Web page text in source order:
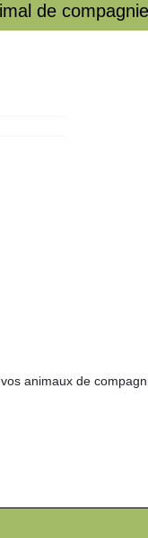
de
animaux de